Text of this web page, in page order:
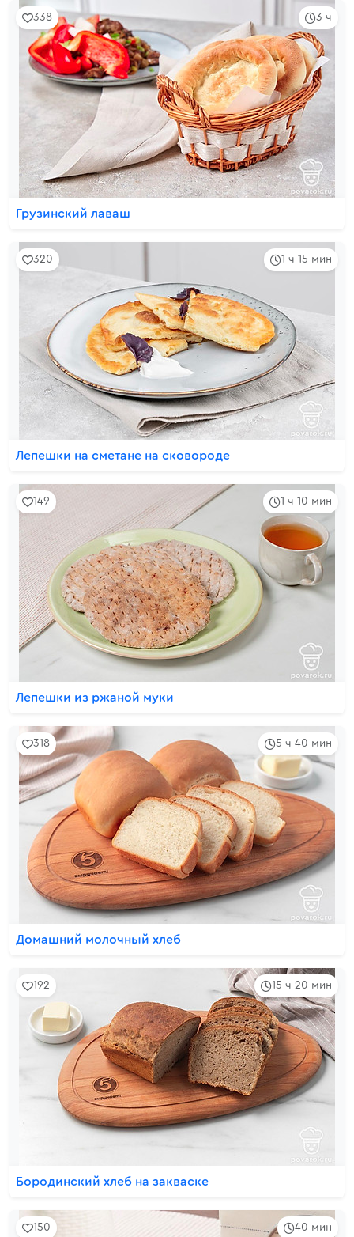
3 ч
338
Грузинский лаваш
1 ч 15 мин
320
Лепешки на сметане на сковороде
1 ч 10 мин
149
Лепешки из ржаной муки
5 ч 40 мин
318
Домашний молочный хлеб
15 ч 20 мин
192
Бородинский хлеб на закваске
40 мин
150